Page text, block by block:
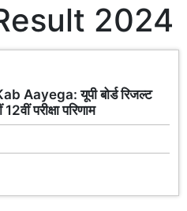
2024
Aayega: यूपी बोर्ड रिजल्ट
परीक्षा परिणाम